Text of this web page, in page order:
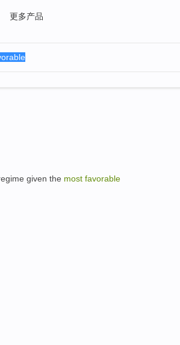
更多产品
given the most favorable